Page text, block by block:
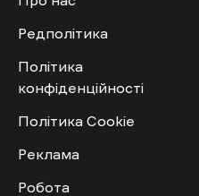
Редполітика
Політика
конфіденційності
Політика Cookie
Реклама
Робота